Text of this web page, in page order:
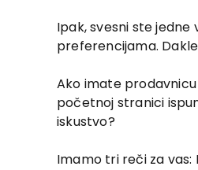
Ipak, svesni ste
preferencijama.
Ako imate
početnoj stranici
iskustvo?
Imamo tri reči za